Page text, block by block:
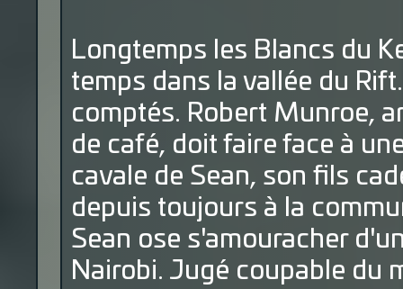
Longtemps les Blancs du
temps dans la vallée du
comptés. Robert Munroe,
de café, doit faire face à
cavale de Sean, son fils
depuis toujours à la
Sean ose s'amouracher
Nairobi. Jugé coupable du